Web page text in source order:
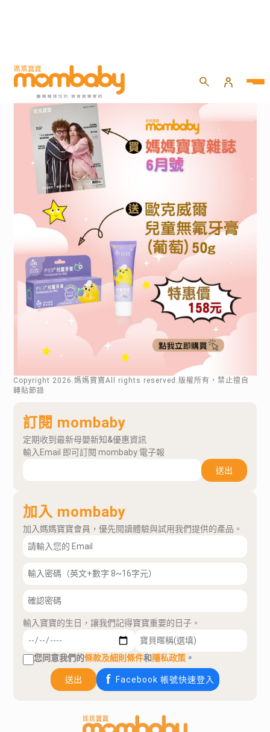
Copyright 2026 .媽媽寶寶All rights reserved.版權所有，禁止擅自
轉貼節錄
訂閱 mombaby
定期收到最新母嬰新知&優惠資訊
輸入Email 即可訂閱 mombaby 電子報
送出
加入 mombaby
加入媽媽寶寶會員，優先閱讀體驗與試用我們提供的產品。
輸入寶寶的生日，讓我們記得寶寶重要的日子。
您同意我們的條款及細則條件和隱私政策 。
送出 Facebook 帳號快速登入